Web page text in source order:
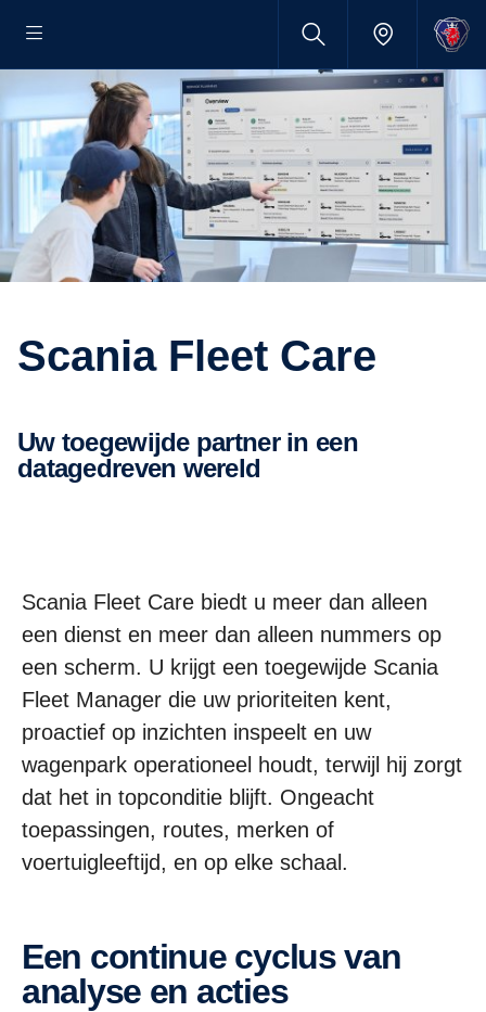
Scania Fleet Care
Uw toegewijde partner in een
datagedreven wereld
Scania Fleet Care biedt u meer dan alleen
een dienst en meer dan alleen nummers op
een scherm. U krijgt een toegewijde Scania
Fleet Manager die uw prioriteiten kent,
proactief op inzichten inspeelt en uw
wagenpark operationeel houdt, terwijl hij zorgt
dat het in topconditie blijft. Ongeacht
toepassingen, routes, merken of
voertuigleeftijd, en op elke schaal.
Een continue cyclus van
analyse en acties